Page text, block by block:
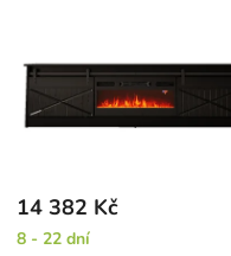
14 382 Kč
8 - 22 dní